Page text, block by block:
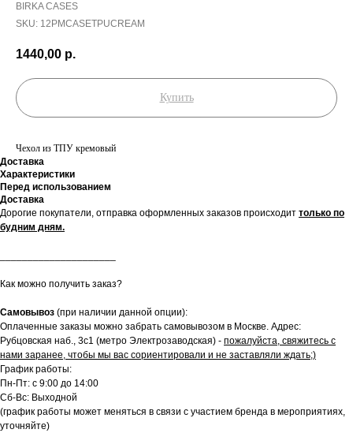
BIRKA CASES
SKU: 12PMCASETPUCREAM
1440,00 р.
Купить
Чехол из ТПУ кремовый
Доставка
Характеристики
Перед использованием
Доставка
Дорогие покупатели, отправка оформленных заказов происходит только по
будним дням.
Как можно получить заказ?
Самовывоз (при наличии данной опции):
Оплаченные заказы можно забрать самовывозом в Москве. Адрес:
Рубцовская наб., 3с1 (метро Электрозаводская) - пожалуйста, свяжитесь с
нами заранее, чтобы мы вас сориентировали и не заставляли ждать;)
График работы:
Пн-Пт: с 9:00 до 14:00
Сб-Вс: Выходной
(график работы может меняться в связи с участием бренда в мероприятиях,
уточняйте)